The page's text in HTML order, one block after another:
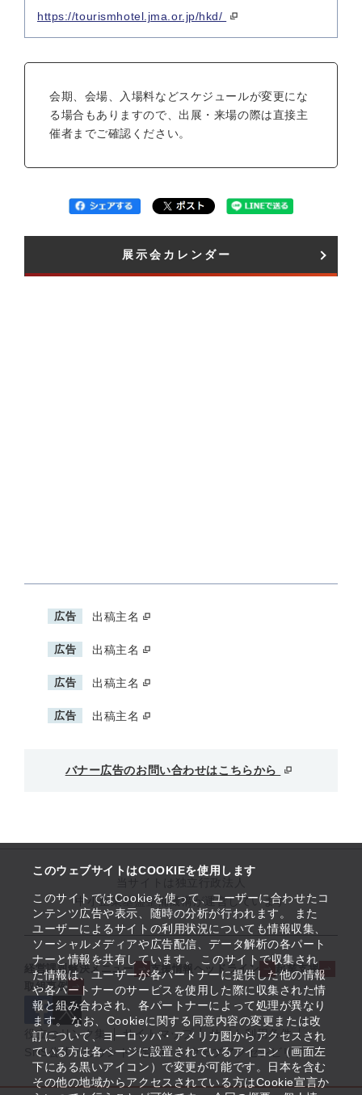
このウェブサイトはCOOKIEを使用します
このサイトではCookieを使って、ユーザーに合わせたコ
ンテンツ広告や表示、随時の分析が行われます。 また
ユーザーによるサイトの利用状況についても情報収集、
ソーシャルメディアや広告配信、データ解析の各パート
ナーと情報を共有しています。 このサイトで収集され
た情報は、ユーザーが各パートナーに提供した他の情報
や各パートナーのサービスを使用した際に収集された情
報と組み合わされ、各パートナーによって処理が異なり
ます。 なお、Cookieに関する同意内容の変更または改
訂について、ヨーロッパ・アメリカ圏からアクセスされ
ている方は各ページに設置されているアイコン（画面左
下にある黒いアイコン）で変更が可能です。日本を含む
その他の地域からアクセスされている方はCookie宣言か
https://tourismhotel.jma.or.jp/hkd/
会期、会場、入場料などスケジュールが変更にな
る場合もありますので、出展・来場の際は直接主
催者までご確認ください。
展示会カレンダー​
広告 出稿主名
広告 出稿主名
広告 出稿主名
広告 出稿主名
バナー広告のお問い合わせはこちらから
中小企業基盤整備機構が運営しています
経営課題解決メニュー 支援情報ヘッドライン
起業支援
取組事例
役立つリンク集 サイトマップ
サイト利用条件
SNS公式アカウント一覧
ウェブアクセシビリティ